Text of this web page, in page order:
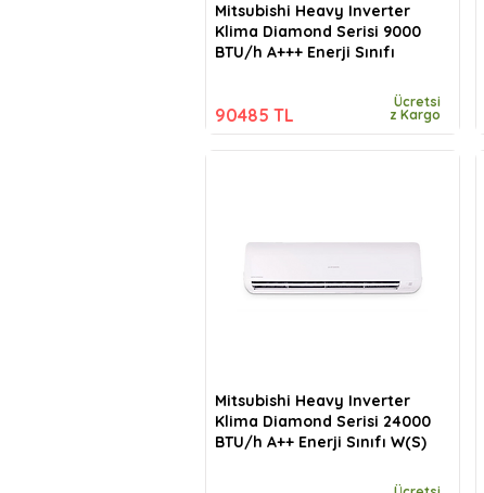
Mitsubishi Heavy Inverter
Klima Diamond Serisi 9000
BTU/h A+++ Enerji Sınıfı
90485 TL
Ücretsi
z Kargo
Mitsubishi Heavy Inverter
Klima Diamond Serisi 24000
BTU/h A++ Enerji Sınıfı W(S)